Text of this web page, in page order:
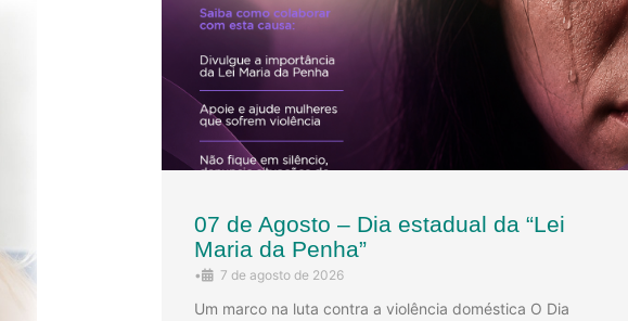
07 de Agosto – Dia estadual da “Lei
Maria da Penha”
• 7 de agosto de 2026
Um marco na luta contra a violência doméstica O Dia